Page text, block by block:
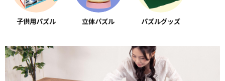
子供用パズル 立体パズル パズルグッズ